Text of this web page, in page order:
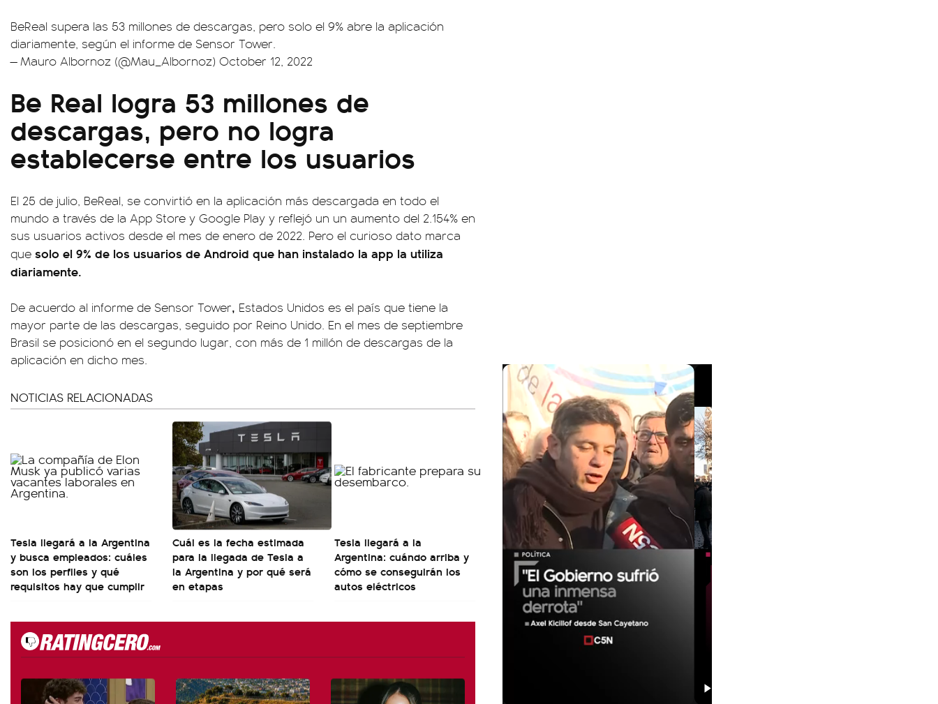
BeReal supera las 53 millones de descargas, pero solo el 9% abre la aplicación
diariamente, según el informe de Sensor Tower.
— Mauro Albornoz (@Mau_Albornoz) October 12, 2022
Be Real logra 53 millones de
descargas, pero no logra
establecerse entre los usuarios
El 25 de julio, BeReal, se convirtió en la aplicación más descargada en todo el
mundo a través de la App Store y Google Play y reflejó un un aumento del 2.154% en
sus usuarios activos desde el mes de enero de 2022. Pero el curioso dato marca
que solo el 9% de los usuarios de Android que han instalado la app la utiliza
diariamente.
De acuerdo al informe de Sensor Tower, Estados Unidos es el país que tiene la
mayor parte de las descargas, seguido por Reino Unido. En el mes de septiembre
Brasil se posicionó en el segundo lugar, con más de 1 millón de descargas de la
aplicación en dicho mes.
NOTICIAS RELACIONADAS
Tesla llegará a la Argentina
y busca empleados: cuáles
son los perfiles y qué
requisitos hay que cumplir
Cuál es la fecha estimada
para la llegada de Tesla a
la Argentina y por qué será
en etapas
Tesla llegará a la
Argentina: cuándo arriba y
cómo se conseguirán los
autos eléctricos